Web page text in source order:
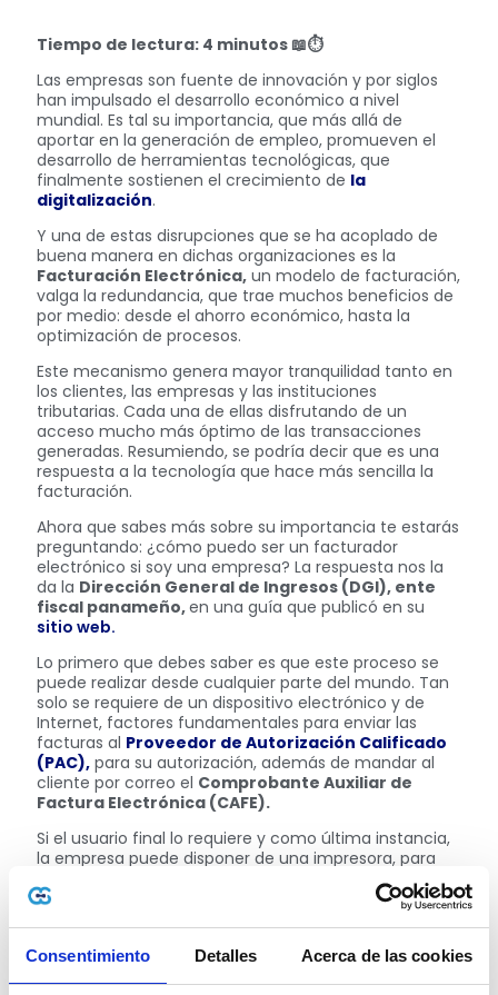
Consentimiento Detalles Acerca de las cookies
Tiempo de lectura: 4 minutos 📖⏱
Las empresas son fuente de innovación y por siglos
han impulsado el desarrollo económico a nivel
mundial. Es tal su importancia, que más allá de
aportar en la generación de empleo, promueven el
desarrollo de herramientas tecnológicas, que
finalmente sostienen el crecimiento de la
digitalización.
Y una de estas disrupciones que se ha acoplado de
buena manera en dichas organizaciones es la
Facturación Electrónica, un modelo de facturación,
valga la redundancia, que trae muchos beneficios de
por medio: desde el ahorro económico, hasta la
optimización de procesos.
Este mecanismo genera mayor tranquilidad tanto en
los clientes, las empresas y las instituciones
tributarias. Cada una de ellas disfrutando de un
acceso mucho más óptimo de las transacciones
generadas. Resumiendo, se podría decir que es una
respuesta a la tecnología que hace más sencilla la
facturación.
Ahora que sabes más sobre su importancia te estarás
preguntando: ¿cómo puedo ser un facturador
electrónico si soy una empresa? La respuesta nos la
da la Dirección General de Ingresos (DGI), ente
fiscal panameño,en una guía que publicó en su
sitio web.
Lo primero que debes saber es que este proceso se
puede realizar desde cualquier parte del mundo. Tan
solo se requiere de un dispositivo electrónico y de
Internet, factores fundamentales para enviar las
facturas al Proveedor de Autorización Calificado
(PAC), para su autorización, además de mandar al
cliente por correo el Comprobante Auxiliar de
Factura Electrónica (CAFE).
Si el usuario final lo requiere y como última instancia,
la empresa puede disponer de una impresora, para
Electrónica
Ahora bien, es preciso apuntar que, al iniciar la
emisión de documentos electrónicos, el